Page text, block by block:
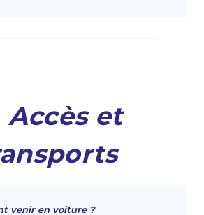
Accès et
venir en voiture ?